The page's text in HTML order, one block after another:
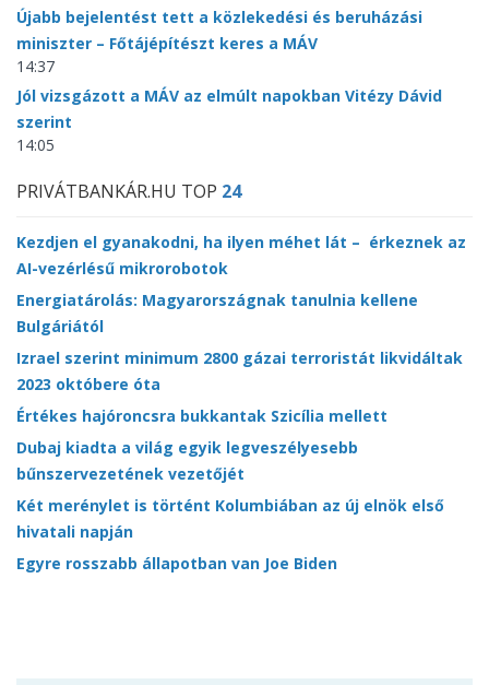
Újabb bejelentést tett a közlekedési és beruházási
miniszter – Főtájépítészt keres a MÁV
14:37
Jól vizsgázott a MÁV az elmúlt napokban Vitézy Dávid
szerint
14:05
PRIVÁTBANKÁR.HU TOP 24
Kezdjen el gyanakodni, ha ilyen méhet lát – érkeznek az
AI-vezérlésű mikrorobotok
Energiatárolás: Magyarországnak tanulnia kellene
Bulgáriától
Izrael szerint minimum 2800 gázai terroristát likvidáltak
2023 októbere óta
Értékes hajóroncsra bukkantak Szicília mellett
Dubaj kiadta a világ egyik legveszélyesebb
bűnszervezetének vezetőjét
Két merénylet is történt Kolumbiában az új elnök első
hivatali napján
Egyre rosszabb állapotban van Joe Biden